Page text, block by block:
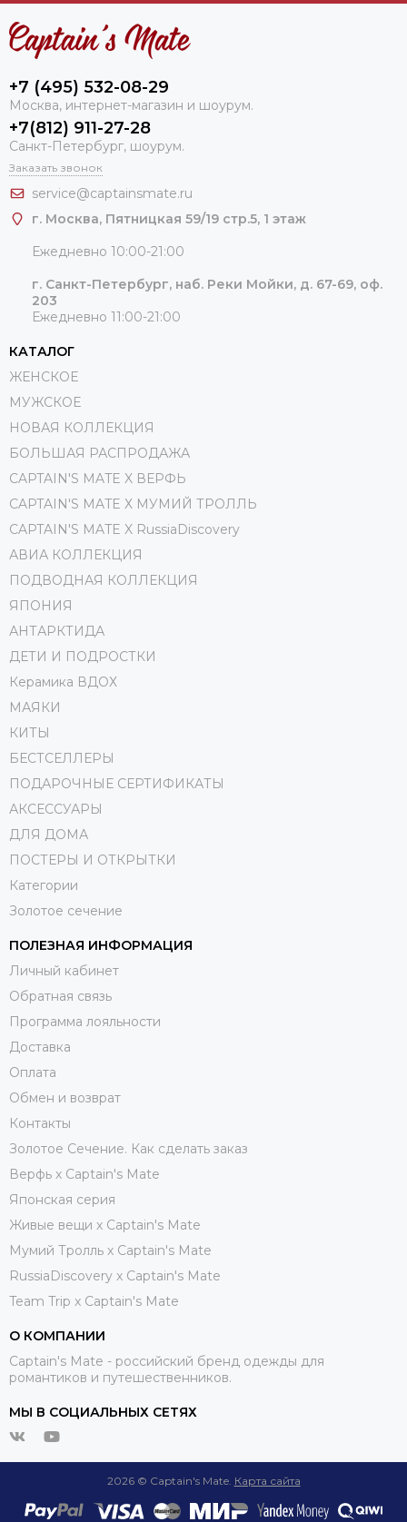
+7 (495) 532-08-29
Москва, интернет-магазин и шоурум.
+7(812) 911-27-28
Санкт-Петербург, шоурум.
Заказать звонок
service@captainsmate.ru
г. Москва, Пятницкая 59/19 стр.5, 1 этаж
Ежедневно 10:00-21:00
г. Санкт-Петербург, наб. Реки Мойки, д. 67-69, оф.
203
Ежедневно 11:00-21:00
КАТАЛОГ
ЖЕНСКОЕ
МУЖСКОЕ
НОВАЯ КОЛЛЕКЦИЯ
БОЛЬШАЯ РАСПРОДАЖА
CAPTAIN'S MATE X ВЕРФЬ
CAPTAIN'S MATE Х МУМИЙ ТРОЛЛЬ
CAPTAIN'S MATE X RussiaDiscovery
АВИА КОЛЛЕКЦИЯ
ПОДВОДНАЯ КОЛЛЕКЦИЯ
ЯПОНИЯ
АНТАРКТИДА
ДЕТИ И ПОДРОСТКИ
Керамика ВДОХ
МАЯКИ
КИТЫ
БЕСТСЕЛЛЕРЫ
ПОДАРОЧНЫЕ СЕРТИФИКАТЫ
АКСЕССУАРЫ
ДЛЯ ДОМА
ПОСТЕРЫ И ОТКРЫТКИ
Категории
Золотое сечение
ПОЛЕЗНАЯ ИНФОРМАЦИЯ
Личный кабинет
Обратная связь
Программа лояльности
Доставка
Оплата
Обмен и возврат
Контакты
Золотое Сечение. Как сделать заказ
Верфь х Captain's Mate
Японская серия
Живые вещи х Captain's Mate
Мумий Тролль х Сaptain's Mate
RussiaDiscovery x Captain's Mate
Team Trip x Captain's Mate
О КОМПАНИИ
Captain's Mate - российский бренд одежды для
романтиков и путешественников.
МЫ В СОЦИАЛЬНЫХ СЕТЯХ
2026 © Captain's Mate. Карта сайта